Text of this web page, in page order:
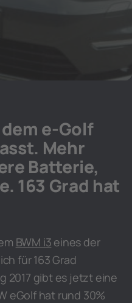
e-Golf
Mehr
Batterie,
163 Grad hat
BWM i3 eines der
für 163 Grad
2017 gibt es jetzt eine
eGolf hat rund 30%